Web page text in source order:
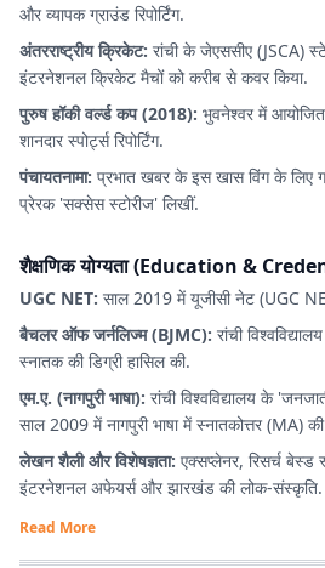
और व्यापक ग्राउंड रिपोर्टिंग.
अंतरराष्ट्रीय क्रिकेट: रांची के जेएससीए (JSCA)
इंटरनेशनल क्रिकेट मैचों को करीब से कवर किया.
पुरुष हॉकी वर्ल्ड कप (2018): भुवनेश्वर में
शानदार स्पोर्ट्स रिपोर्टिंग.
पंचायतनामा: प्रभात खबर के इस खास विंग के लिए
प्रेरक 'सक्सेस स्टोरीज' लिखीं.
शैक्षणिक योग्यता (Education &
UGC NET: साल 2019 में यूजीसी नेट (UGC NET)
बैचलर ऑफ जर्नलिज्म (BJMC): रांची
स्नातक की डिग्री हासिल की.
एम.ए. (नागपुरी भाषा): रांची विश्वविद्यालय के
साल 2009 में नागपुरी भाषा में स्नातकोत्तर (MA) की
लेखन शैली और विशेषज्ञता: एक्सप्लेनर, रिसर्च बेस्ड
इंटरनेशनल अफेयर्स और झारखंड की लोक-संस्कृति.
Read More